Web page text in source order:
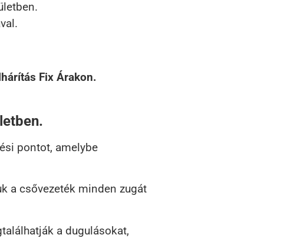
Fix Árakon.
pontot, amelybe
a csővezeték minden zugát
a dugulásokat,